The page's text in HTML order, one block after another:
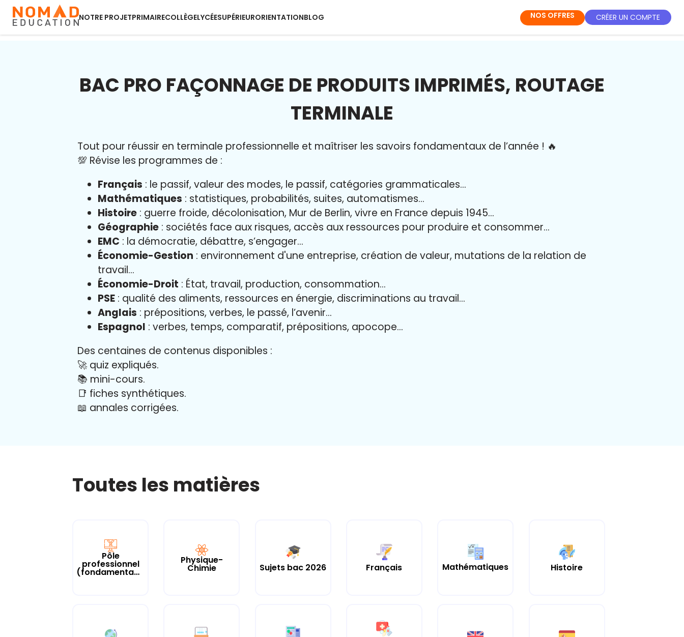
NOTRE PROJETPRIMAIRECOLLÈGELYCÉESUPÉRIEURORIENTATIONBLOG NOS OFFRES CRÉER UN COMPTE
BAC PRO FAÇONNAGE DE PRODUITS IMPRIMÉS, ROUTAGE
TERMINALE
Tout pour réussir en terminale professionnelle et maîtriser les savoirs fondamentaux de l’année ! 🔥
💯 Révise les programmes de :
Français : le passif, valeur des modes, le passif, catégories grammaticales…
Mathématiques : statistiques, probabilités, suites, automatismes…
Histoire : guerre froide, décolonisation, Mur de Berlin, vivre en France depuis 1945…
Géographie : sociétés face aux risques, accès aux ressources pour produire et consommer…
EMC : la démocratie, débattre, s’engager…
Économie-Gestion : environnement d'une entreprise, création de valeur, mutations de la relation de
travail…
Économie-Droit : État, travail, production, consommation…
PSE : qualité des aliments, ressources en énergie, discriminations au travail…
Anglais : prépositions, verbes, le passé, l’avenir…
Espagnol : verbes, temps, comparatif, prépositions, apocope…
Des centaines de contenus disponibles :
🚀 quiz expliqués.
📚 mini-cours.
📑 fiches synthétiques.
📖 annales corrigées.
Toutes les matières
Pôle
professionnel
(fondamentaux)
Physique-
Chimie Sujets bac 2026 Français Mathématiques Histoire